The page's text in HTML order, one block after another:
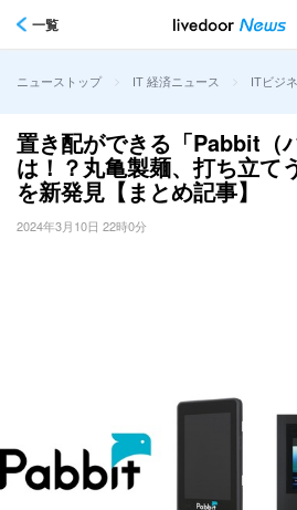
一覧
ニューストップ > IT 経済ニュース > ITビジ
置き配ができる「Pabbit（
は！？丸亀製麺、打ち立て
を新発見【まとめ記事】
2024年3月10日 22時0分